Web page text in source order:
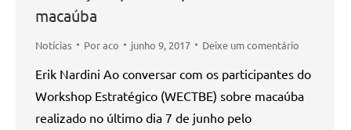
macaúba
Notícias Poraco junho 9, 2017 Deixe um comentário
Erik Nardini Ao conversar com os participantes do
Workshop Estratégico (WECTBE) sobre macaúba
realizado no último dia 7 de junho pelo